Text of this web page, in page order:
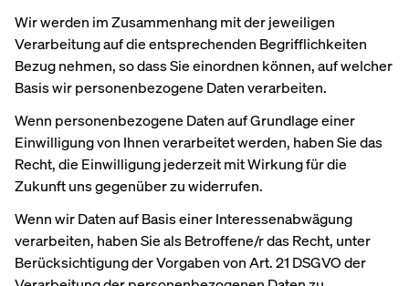
Wir werden im Zusammenhang mit der jeweiligen
Verarbeitung auf die entsprechenden Begrifflichkeiten
Bezug nehmen, so dass Sie einordnen können, auf welcher
Basis wir personenbezogene Daten verarbeiten.
Wenn personenbezogene Daten auf Grundlage einer
Einwilligung von Ihnen verarbeitet werden, haben Sie das
Recht, die Einwilligung jederzeit mit Wirkung für die
Zukunft uns gegenüber zu widerrufen.
Wenn wir Daten auf Basis einer Interessenabwägung
verarbeiten, haben Sie als Betroffene/r das Recht, unter
Berücksichtigung der Vorgaben von Art. 21 DSGVO der